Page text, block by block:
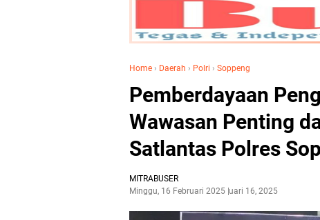
Home › Daerah › Polri › Soppeng
Pemberdayaan
Wawasan Penting
Satlantas Polres
MITRABUSER
Minggu, 16 Februari 2025Februari 16, 2025